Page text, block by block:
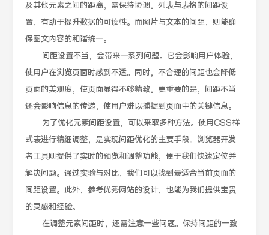
及其他元素之间的距离，需保持协调。列表与表格的间距设
置，有助于提升数据的可读性。而图片与文本的间距，则能确
保图文内容的和谐统一。
间距设置不当，会带来一系列问题。它会影响用户体验，
使用户在浏览页面时感到不适。同时，不合理的间距也会降低
页面的美观度，使页面显得不够精致。更重要的是，间距不当
还会影响信息的传递，使用户难以捕捉到页面中的关键信息。
为了优化元素间距设置，可以采取多种方法。使用CSS样
式表进行精细调整，是实现间距优化的主要手段。浏览器开发
者工具则提供了实时的预览和调整功能，便于我们快速定位并
解决问题。通过实验与对比，我们可以找到最适合当前页面的
间距设置。此外，参考优秀网站的设计，也能为我们提供宝贵
的灵感和经验。
在调整元素间距时，还需注意一些问题。保持间距的一致